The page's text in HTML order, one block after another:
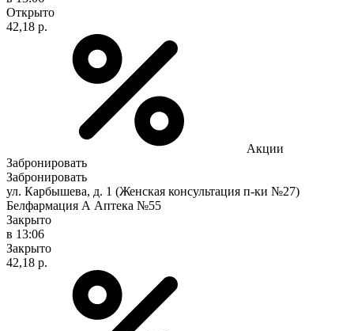
Открыто
42,18 р.
Акции
Забронировать
Забронировать
ул. Карбышева, д. 1 (Женская консультация п-ки №27)
Белфармация А Аптека №55
Закрыто
в 13:06
Закрыто
42,18 р.